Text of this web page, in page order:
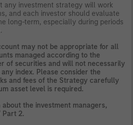
any investment strategy will work
and each investor should evaluate
long-term, especially during periods
may not be appropriate for all
managed according to the
of securities and will not necessarily
index. Please consider the
and fees of the Strategy carefully
asset level is required.
the investment managers,
Part 2.